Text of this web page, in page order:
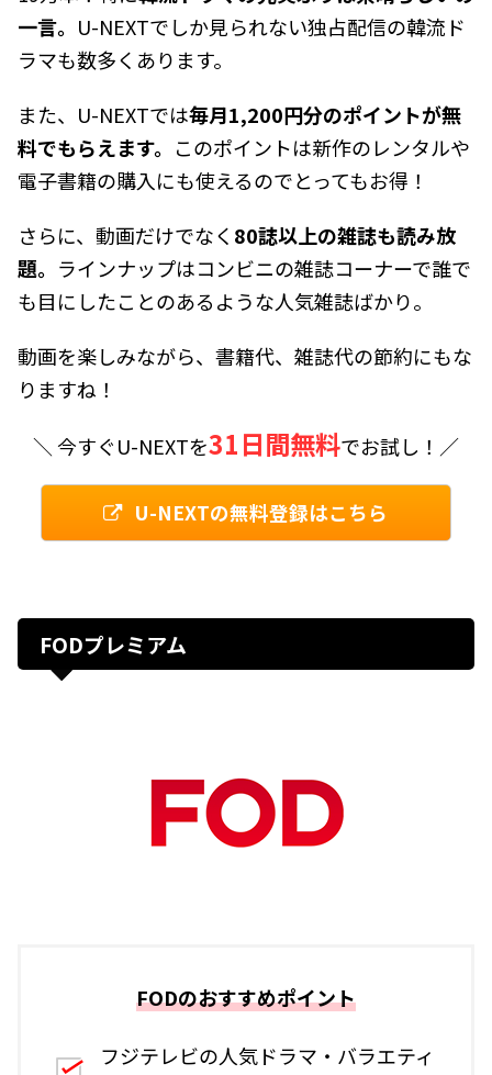
一言。 U-NEXTでしか見られない独占配信の韓流ド
ラマも数多くあります。
また、U-NEXTでは毎月1,200円分のポイントが無
料でもらえます。 このポイントは新作のレンタルや
電子書籍の購入にも使えるのでとってもお得！
さらに、動画だけでなく 80誌以上の雑誌も読み放
題。 ラインナップはコンビニの雑誌コーナーで誰で
も目にしたことのあるような人気雑誌ばかり。
動画を楽しみながら、書籍代、雑誌代の節約にもな
りますね！
＼ 今すぐU-NEXTを31日間無料でお試し！／
U-NEXTの無料登録はこちら
FODプレミアム
FODのおすすめポイント
フジテレビの人気ドラマ・バラエティ